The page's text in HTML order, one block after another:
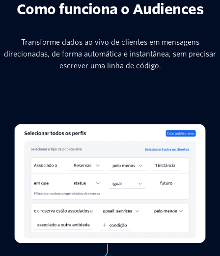
Como funciona o Audiences
Transforme dados ao vivo de clientes em mensagens
direcionadas, de forma automática e instantânea, sem precisar
escrever uma linha de código.